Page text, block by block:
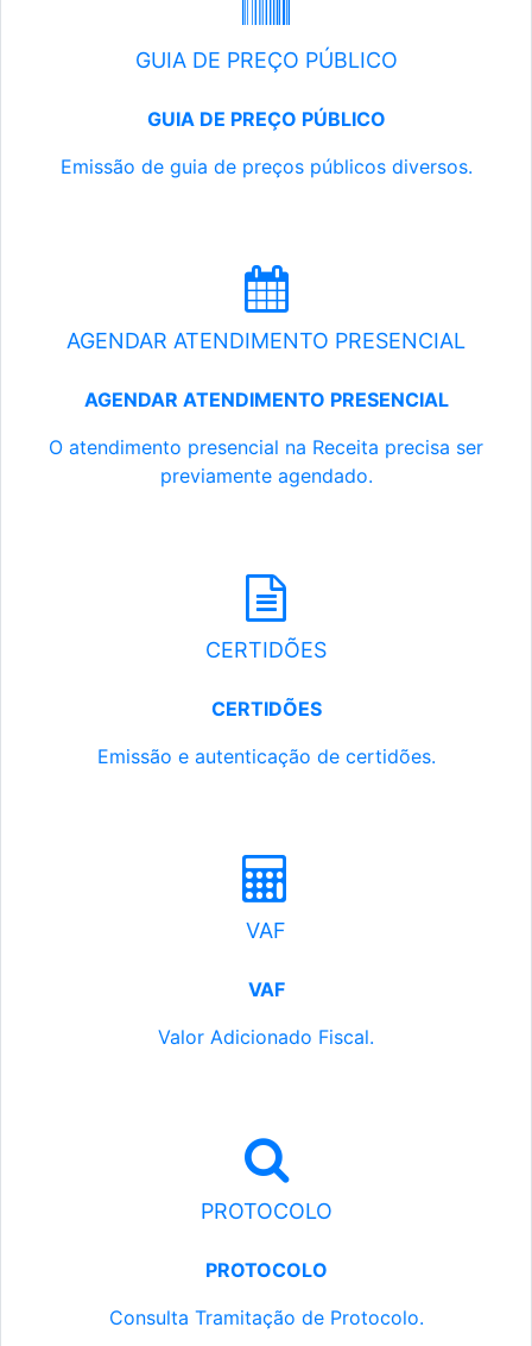
GUIA DE PREÇO PÚBLICO
GUIA DE PREÇO PÚBLICO
Emissão de guia de preços públicos diversos.
AGENDAR ATENDIMENTO PRESENCIAL
AGENDAR ATENDIMENTO PRESENCIAL
O atendimento presencial na Receita precisa ser
previamente agendado.
CERTIDÕES
CERTIDÕES
Emissão e autenticação de certidões.
VAF
VAF
Valor Adicionado Fiscal.
PROTOCOLO
PROTOCOLO
Consulta Tramitação de Protocolo.